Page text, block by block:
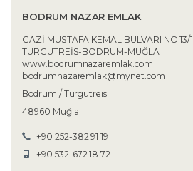
BODRUM NAZAR EMLAK
GAZİ MUSTAFA KEMAL BULVARI NO:13/1
TURGUTREİS-BODRUM-MUĞLA
www.bodrumnazaremlak.com
bodrumnazaremlak@mynet.com
Bodrum / Turgutreis
48960 Muğla
+90 252-382 91 19
+90 532-672 18 72